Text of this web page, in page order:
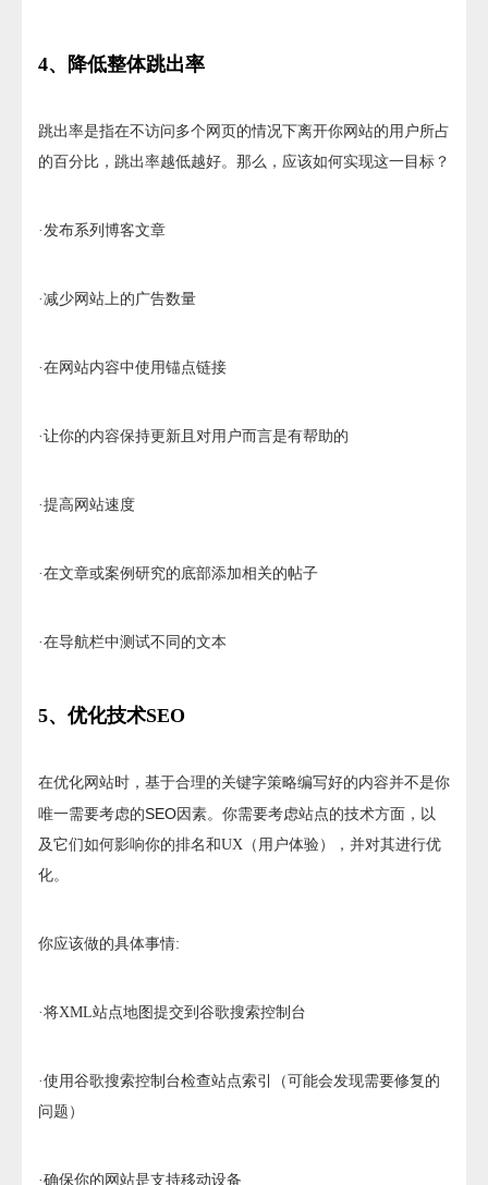
4、降低整体跳出率
跳出率是指在不访问多个网页的情况下离开你网站的用户所占
的百分比，跳出率越低越好。那么，应该如何实现这一目标？
·发布系列博客文章
·减少网站上的广告数量
·在网站内容中使用锚点链接
·让你的内容保持更新且对用户而言是有帮助的
·提高网站速度
·在文章或案例研究的底部添加相关的帖子
·在导航栏中测试不同的文本
5、优化技术SEO
在优化网站时，基于合理的关键字策略编写好的内容并不是你
唯一需要考虑的SEO因素。你需要考虑站点的技术方面，以
及它们如何影响你的排名和UX（用户体验），并对其进行优
化。
你应该做的具体事情:
·将XML站点地图提交到谷歌搜索控制台
·使用谷歌搜索控制台检查站点索引（可能会发现需要修复的
问题）
·确保你的网站是支持移动设备